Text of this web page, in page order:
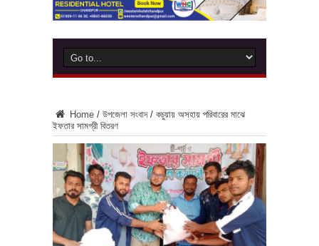
Home / উপজেলা সংবাদ / কচুয়ায় অসহায় পরিবারের মাঝে
ইফতার সামগ্রী বিতরণ